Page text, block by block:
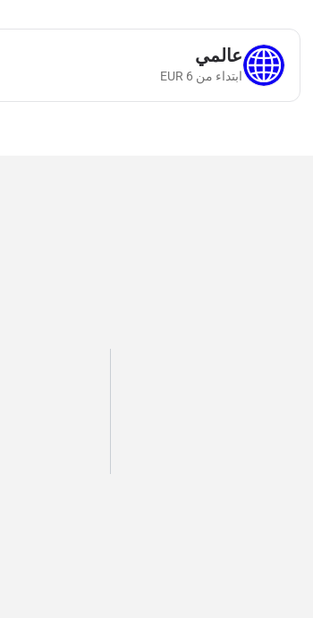
عالمي
ابتداء من EUR 6